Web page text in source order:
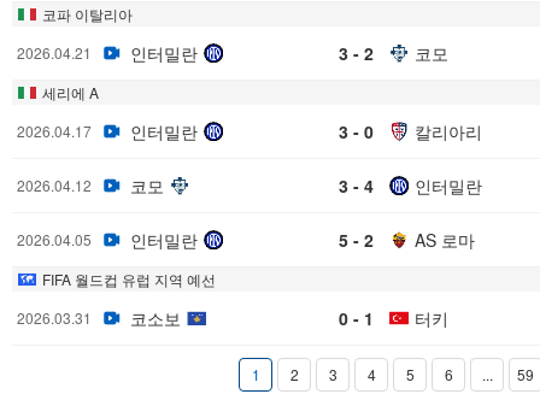
코파 이탈리아
2026.04.21
인터밀란 3 - 2 코모
세리에 A
2026.04.17
인터밀란 3 - 0 칼리아리
2026.04.12 코모 3 - 4 인터밀란
2026.04.05 인터밀란 5 - 2 AS 로마
FIFA 월드컵 유럽 지역 예선
2026.03.31
코소보 0 - 1 터키
1 2 3 4 5 6 ... 59